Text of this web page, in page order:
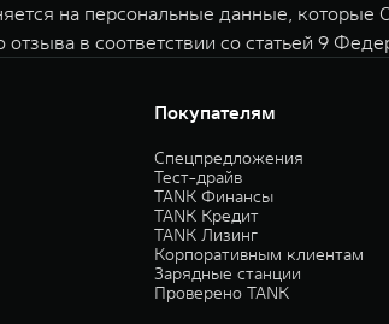
на персональные данные,
отзыва в соответствии со статьей 9
Покупателям
Спецпредложения
Тест-драйв
TANK Финансы
TANK Кредит
TANK Лизинг
Корпоративным клиентам
Зарядные станции
Проверено TANK